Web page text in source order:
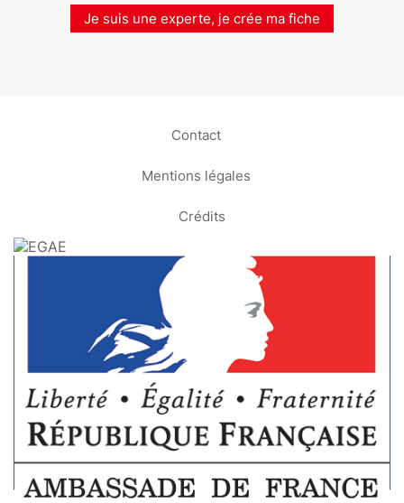
Je suis une experte, je crée ma fiche
Contact
Mentions légales
Crédits